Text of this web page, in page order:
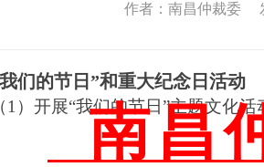
作者：南昌仲裁委
们的节日”和重大纪念日活动
（1）开展“我们的节日”主题文化
南昌